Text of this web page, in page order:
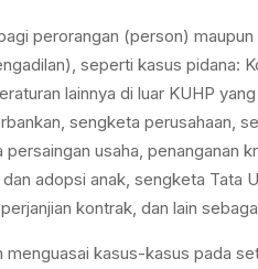
perorangan (person)
seperti kasus pidana:
lainnya di luar KUHP
sengketa perusahaan,
usaha, penanganan
adopsi anak, sengketa Tata
kontrak, dan lain
kasus-kasus pada